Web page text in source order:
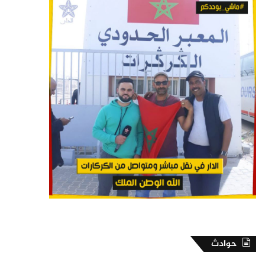
حوادث